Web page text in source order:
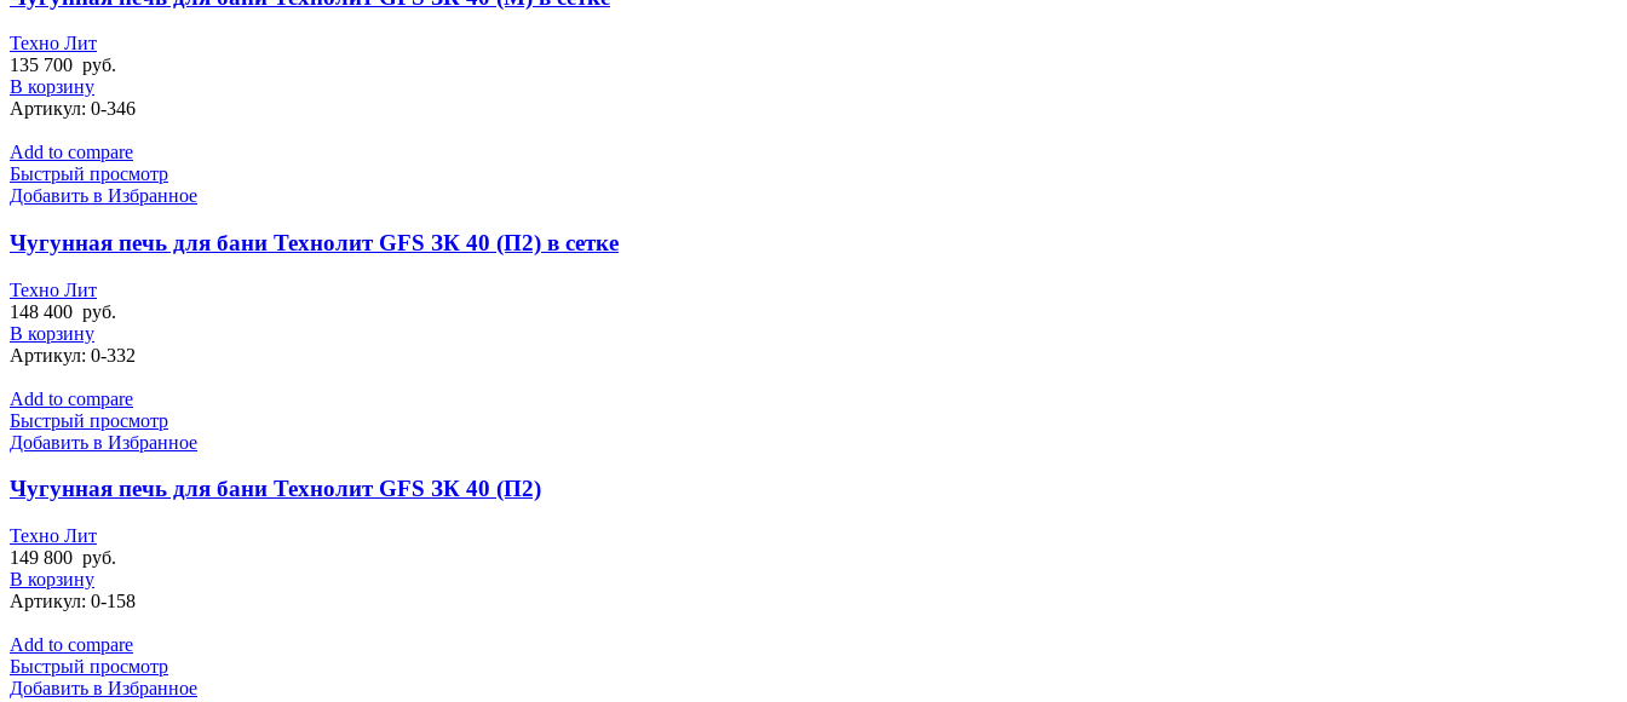
Техно Лит
135 700 руб.
В корзину
Артикул: 0-346
Add to compare
Быстрый просмотр
Добавить в Избранное
Чугунная печь для бани Технолит GFS ЗК 40 (П2) в сетке
Техно Лит
148 400 руб.
В корзину
Артикул: 0-332
Add to compare
Быстрый просмотр
Добавить в Избранное
Чугунная печь для бани Технолит GFS ЗК 40 (П2)
Техно Лит
149 800 руб.
В корзину
Артикул: 0-158
Add to compare
Быстрый просмотр
Добавить в Избранное